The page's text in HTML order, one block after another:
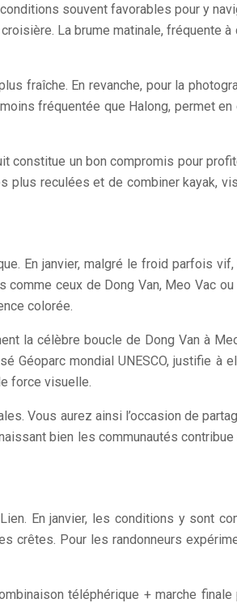
souvent favorables pour y
La brume matinale, fréquente
fraîche. En revanche, pour la
fréquentée que Halong, permet en
constitue un bon compromis pour
plus reculées et de combiner kayak,
En janvier, malgré le froid parfois
ceux de Dong Van, Meo Vac
colorée.
la célèbre boucle de Dong Van à
Géoparc mondial UNESCO, justifie à
force visuelle.
Vous aurez ainsi l’occasion de
bien les communautés
En janvier, les conditions y sont
Pour les randonneurs
téléphérique + marche